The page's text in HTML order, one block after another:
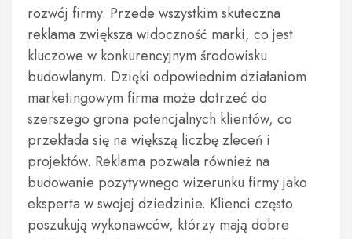
rozwój firmy. Przede wszystkim skuteczna
reklama zwiększa widoczność marki, co jest
kluczowe w konkurencyjnym środowisku
budowlanym. Dzięki odpowiednim działaniom
marketingowym firma może dotrzeć do
szerszego grona potencjalnych klientów, co
przekłada się na większą liczbę zleceń i
projektów. Reklama pozwala również na
budowanie pozytywnego wizerunku firmy jako
eksperta w swojej dziedzinie. Klienci często
poszukują wykonawców, którzy mają dobre